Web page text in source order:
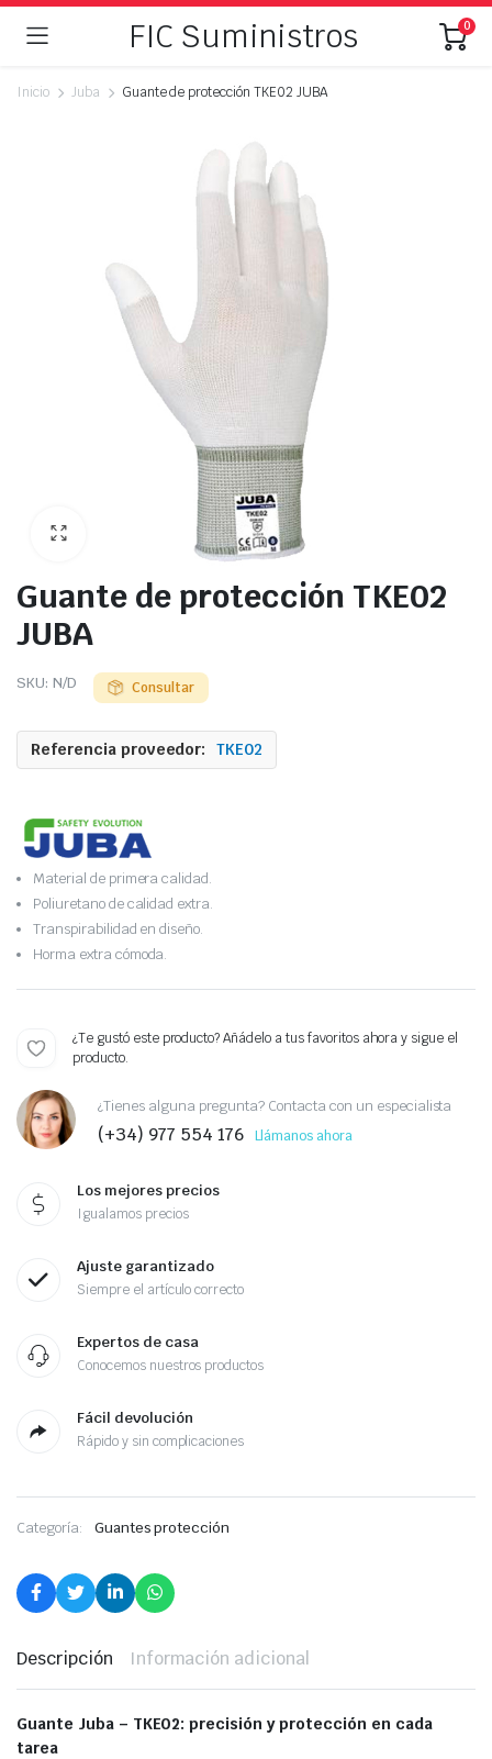
FIC Suministros 0
Inicio Juba Guante de protección TKE02 JUBA
Guante de protección TKE02
JUBA
SKU: N/D Consultar
Referencia proveedor: TKE02
Material de primera calidad.
Poliuretano de calidad extra.
Transpirabilidad en diseño.
Horma extra cómoda.
¿Te gustó este producto? Añádelo a tus favoritos ahora y sigue el
producto.
¿Tienes alguna pregunta? Contacta con un especialista
(+34) 977 554 176 Llámanos ahora
Los mejores precios
Igualamos precios
Ajuste garantizado
Siempre el artículo correcto
Expertos de casa
Conocemos nuestros productos
Fácil devolución
Rápido y sin complicaciones
Categoría: Guantes protección
Descripción Información adicional
Guante Juba – TKE02: precisión y protección en cada
tarea